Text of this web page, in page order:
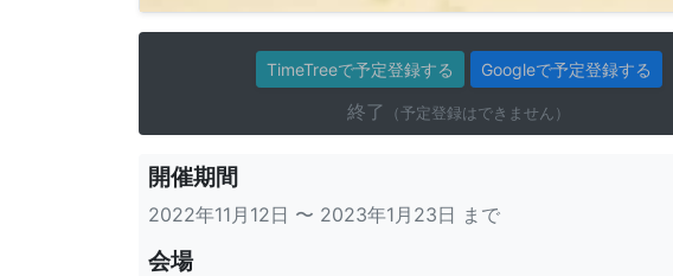
TimeTreeで予定登録する Googleで予定登録する
終了 （予定登録はできません）
開催期間
2022年11月12日 〜 2023年1月23日 まで
会場